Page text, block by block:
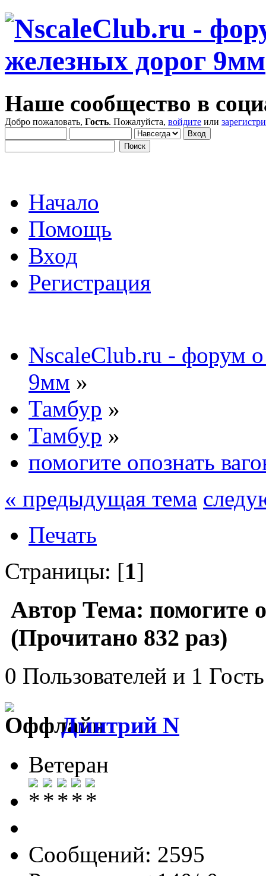
Наше сообщество в
Добро пожаловать, Гость. Пожалуйста, войдите или
Начало
Помощь
Вход
Регистрация
NscaleClub.ru - форум
9мм »
Тамбур »
Тамбур »
помогите опознать
« предыдущая тема
Печать
Страницы: [1]
Автор Тема: помогите
(Прочитано 832 раз)
0 Пользователей и 1
Дмитрий N
Ветеран
Сообщений: 2595